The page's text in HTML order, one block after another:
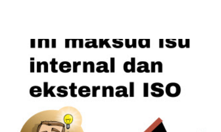
checklist audit ISO 9001 versi 2015 (password LIST01) File
Checklist audit ini merupakan sumbangan bapak Safrudin
(syafaran@yahoo.com), anggota WA Grup ISO Semoga file
bermanfaat buat Anda yang bertugas sebagai auditor
sistem manajemen mutu berbasis ISO 9001 versi 2015.